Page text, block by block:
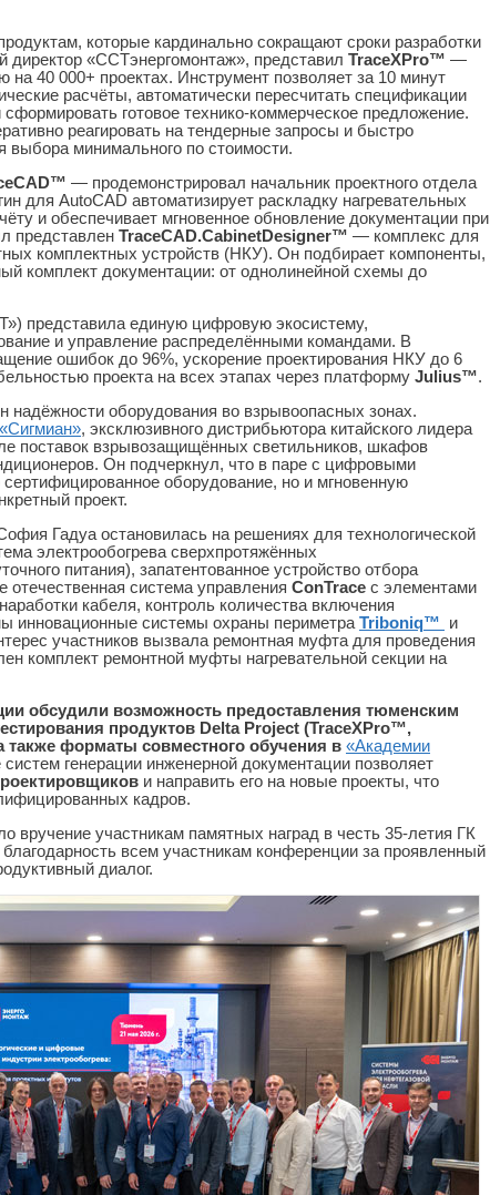
которые кардинально сокращают сроки разработки
директор «ССТэнергомонтаж», представил TraceXPro™ —
40 000+ проектах. Инструмент позволяет за 10 минут
расчёты, автоматически пересчитать спецификации
готовое технико-коммерческое предложение.
реагировать на тендерные запросы и быстро
минимального по стоимости.
— продемонстрировал начальник проектного отдела
для AutoCAD автоматизирует раскладку нагревательных
и обеспечивает мгновенное обновление документации при
представлен TraceCAD.CabinetDesigner™ — комплекс для
комплектных устройств (НКУ). Он подбирает компоненты,
комплект документации: от однолинейной схемы до
представила единую цифровую экосистему,
и управление распределёнными командами. В
ошибок до 96%, ускорение проектирования НКУ до 6
проекта на всех этапах через платформу Julius™.
оборудования во взрывоопасных зонах.
«Сигмиан», эксклюзивного дистрибьютора китайского лидера
поставок взрывозащищённых светильников, шкафов
Он подчеркнул, что в паре с цифровыми
оборудование, но и мгновенную
проект.
Гадуа остановилась на решениях для технологической
электрообогрева сверхпротяжённых
питания), запатентованное устройство отбора
отечественная система управления ConTrace с элементами
кабеля, контроль количества включения
инновационные системы охраны периметра Triboniq™
и
участников вызвала ремонтная муфта для проведения
комплект ремонтной муфты нагревательной секции на
обсудили возможность предоставления тюменским
продуктов Delta Project (TraceXPro™,
форматы совместного обучения в «Академии
генерации инженерной документации позволяет
и направить его на новые проекты, что
кадров.
участникам памятных наград в честь 35-летия ГК
всем участникам конференции за проявленный
диалог.